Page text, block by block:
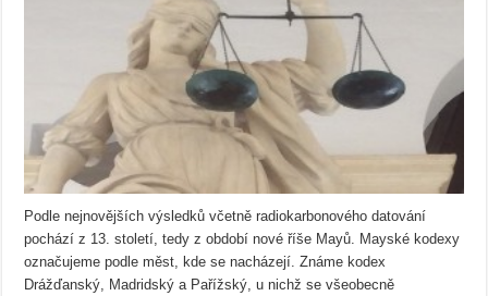
Podle nejnovějších výsledků včetně radiokarbonového datování
pochází z 13. století, tedy z období nové říše Mayů. Mayské kodexy
označujeme podle měst, kde se nacházejí. Známe kodex
Drážďanský, Madridský a Pařížský, u nichž se všeobecně